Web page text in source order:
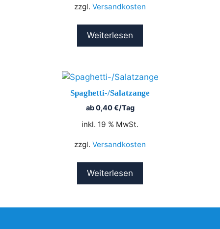
zzgl. Versandkosten
Weiterlesen
Spaghetti-/Salatzange
ab0,40€/Tag
inkl. 19 % MwSt.
zzgl. Versandkosten
Weiterlesen